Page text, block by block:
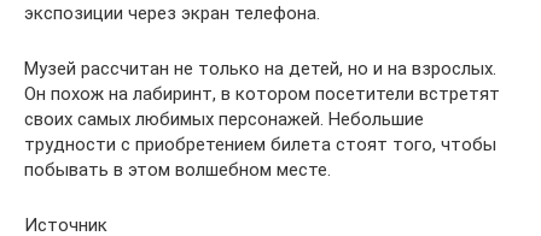
экспозиции через экран телефона.
Музей рассчитан не только на детей, но и на взрослых.
Он похож на лабиринт, в котором посетители встретят
своих самых любимых персонажей. Небольшие
трудности с приобретением билета стоят того, чтобы
побывать в этом волшебном месте.
Источник